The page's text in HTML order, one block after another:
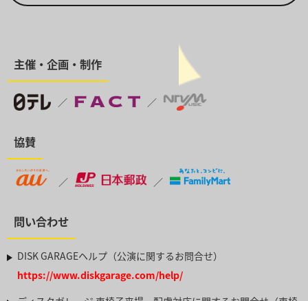
主催・企画・制作
／ ／
協賛
／ ／
問い合わせ
DISK GARAGEヘルプ（公演に関するお問合せ）
https://www.diskgarage.com/help/